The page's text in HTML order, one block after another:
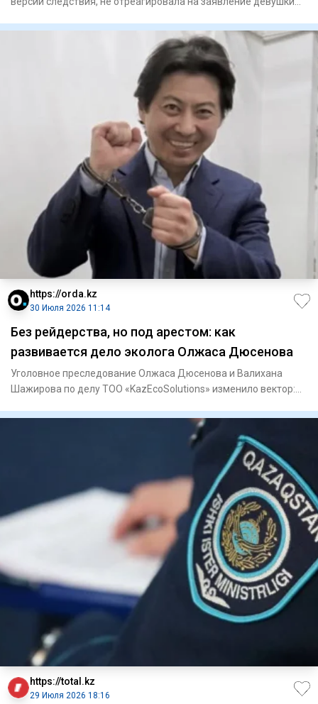
https://orda.kz
30 Июля 2026 11:14
Без рейдерства, но под арестом: как
развивается дело эколога Олжаса Дюсенова
Уголовное преследование Олжаса Дюсенова и Валихана
Шажирова по делу ТОО «KazEcoSolutions» изменило вектор:
https://total.kz
29 Июля 2026 18:16